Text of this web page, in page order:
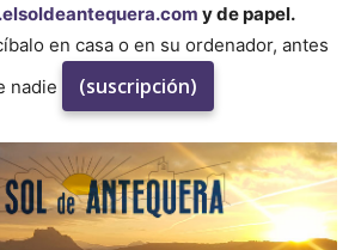
y de papel.
en casa o en su ordenador, antes
nadie
(suscripción)